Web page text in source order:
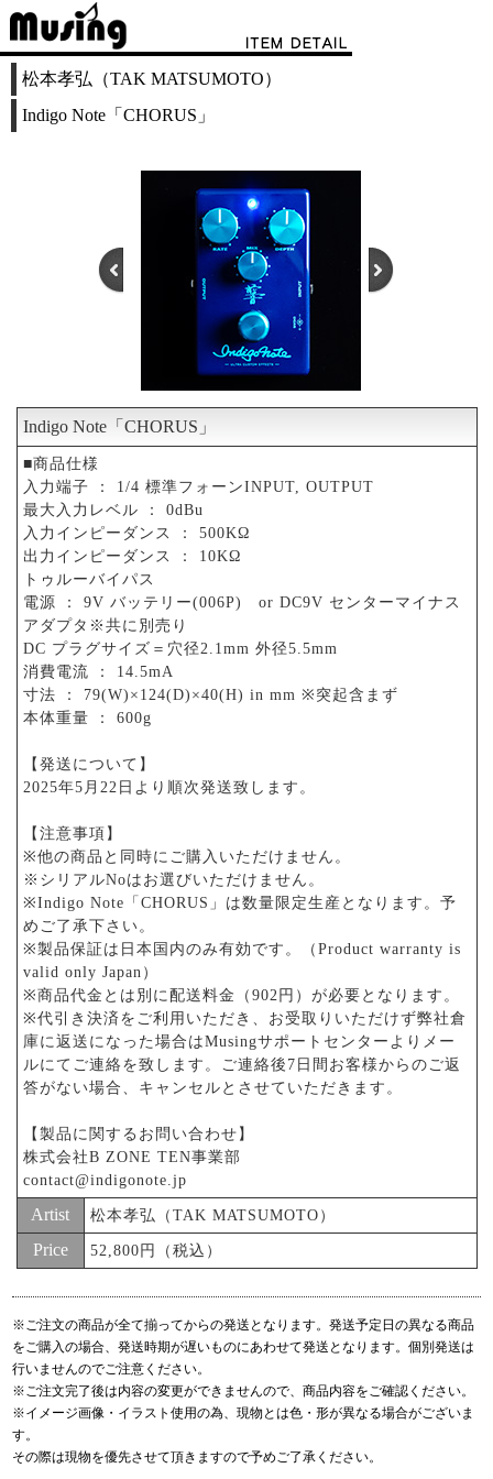
松本孝弘（TAK MATSUMOTO）
Indigo Note「CHORUS」
1
Indigo Note「CHORUS」
■商品仕様
入力端子 ： 1/4 標準フォーンINPUT, OUTPUT
最大入力レベル ： 0dBu
入力インピーダンス ： 500KΩ
出力インピーダンス ： 10KΩ
トゥルーバイパス
電源 ： 9V バッテリー(006P) or DC9V センターマイナス
アダプタ※共に別売り
DC プラグサイズ＝穴径2.1mm 外径5.5mm
消費電流 ： 14.5mA
寸法 ： 79(W)×124(D)×40(H) in mm ※突起含まず
本体重量 ： 600g
【発送について】
2025年5月22日より順次発送致します。
【注意事項】
※他の商品と同時にご購入いただけません。
※シリアルNoはお選びいただけません。
※Indigo Note「CHORUS」は数量限定生産となります。予
めご了承下さい。
※製品保証は日本国内のみ有効です。（Product warranty is
valid only Japan）
※商品代金とは別に配送料金（902円）が必要となります。
※代引き決済をご利用いただき、お受取りいただけず弊社倉
庫に返送になった場合はMusingサポートセンターよりメー
ルにてご連絡を致します。ご連絡後7日間お客様からのご返
答がない場合、キャンセルとさせていただきます。
【製品に関するお問い合わせ】
株式会社B ZONE TEN事業部
contact@indigonote.jp
Artist 松本孝弘（TAK MATSUMOTO）
Price 52,800円（税込）
※ご注文の商品が全て揃ってからの発送となります。発送予定日の異なる商品
をご購入の場合、発送時期が遅いものにあわせて発送となります。個別発送は
行いませんのでご注意ください。
※ご注文完了後は内容の変更ができませんので、商品内容をご確認ください。
※イメージ画像・イラスト使用の為、現物とは色・形が異なる場合がございま
す。
その際は現物を優先させて頂きますので予めご了承ください。